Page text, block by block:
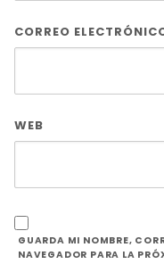
CORREO
WEB
GUARDA MI NOMBRE,
NAVEGADOR PARA LA